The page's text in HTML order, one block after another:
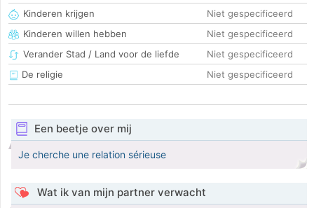
Kinderen krijgen
Niet gespecificeerd
Kinderen willen hebben
Niet gespecificeerd
Verander Stad / Land voor de liefde
Niet gespecificeerd
De religie
Niet gespecificeerd
Een beetje over mij
Je cherche une relation sérieuse
Wat ik van mijn partner verwacht